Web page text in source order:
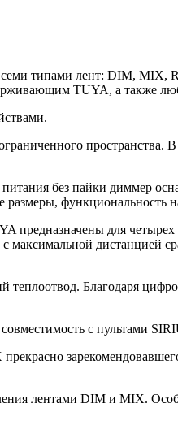
типами лент: DIM,
TUYA, а также
без пайки диммер
функциональность
предназначены для
максимальной
Благодаря
с пультами
лентами DIM и MIX.